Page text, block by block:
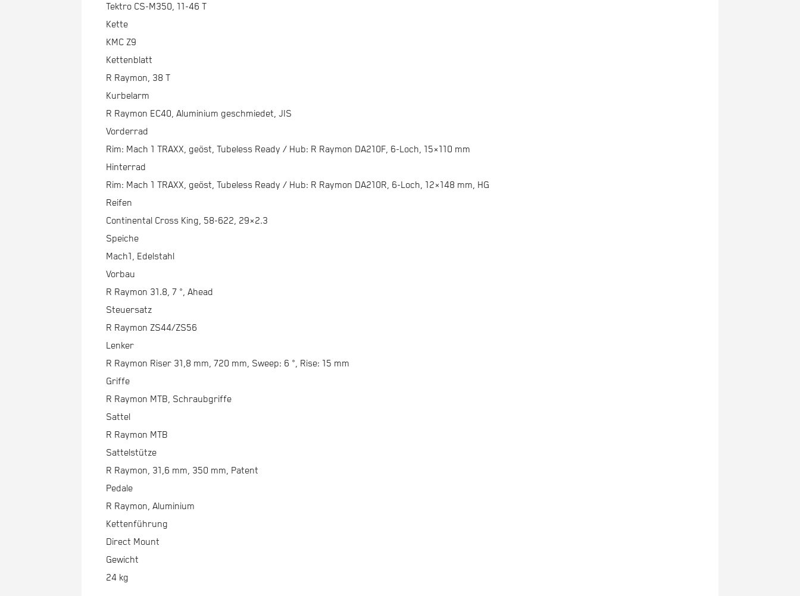
Tektro CS-M350, 11-46 T
Kette
KMC Z9
Kettenblatt
R Raymon, 38 T
Kurbelarm
R Raymon EC40, Aluminium geschmiedet, JIS
Vorderrad
Rim: Mach 1 TRAXX, geöst, Tubeless Ready / Hub: R Raymon DA210F, 6-Loch, 15×110 mm
Hinterrad
Rim: Mach 1 TRAXX, geöst, Tubeless Ready / Hub: R Raymon DA210R, 6-Loch, 12×148 mm, HG
Reifen
Continental Cross King, 58-622, 29×2.3
Speiche
Mach1, Edelstahl
Vorbau
R Raymon 31.8, 7 °, Ahead
Steuersatz
R Raymon ZS44/ZS56
Lenker
R Raymon Riser 31,8 mm, 720 mm, Sweep: 6 °, Rise: 15 mm
Griffe
R Raymon MTB, Schraubgriffe
Sattel
R Raymon MTB
Sattelstütze
R Raymon, 31,6 mm, 350 mm, Patent
Pedale
R Raymon, Aluminium
Kettenführung
Direct Mount
Gewicht
24 kg